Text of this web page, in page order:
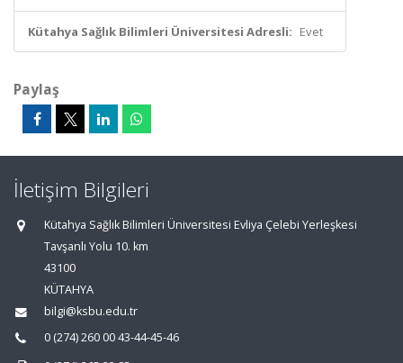
Kütahya Sağlık Bilimleri Üniversitesi Adresli: Evet
Paylaş
İletişim Bilgileri
Kütahya Sağlık Bilimleri Üniversitesi Evliya Çelebi Yerleşkesi
Tavşanlı Yolu 10. km
43100
KÜTAHYA
bilgi@ksbu.edu.tr
0 (274) 260 00 43-44-45-46